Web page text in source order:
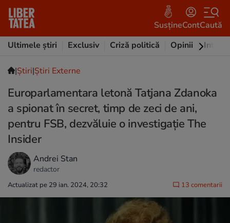
SusțineContCaută
Ultimele știri
Exclusiv Criză politică Opinii
|Ştiri|Știri Externe
Europarlamentara letonă Tatjana Zdanoka
a spionat în secret, timp de zeci de ani,
pentru FSB, dezvăluie o investigație The
Insider
Andrei Stan
redactor
Actualizat pe 29 ian. 2024, 20:32 13 comentarii